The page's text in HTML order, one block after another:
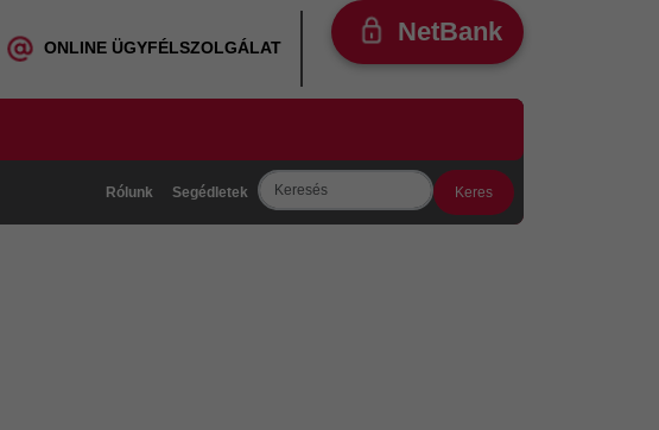
ONLINE ÜGYFÉLSZOLGÁLAT
NetBank
Rólunk Segédletek
Search